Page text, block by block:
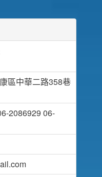
區中華二路358巷
2086929 06-